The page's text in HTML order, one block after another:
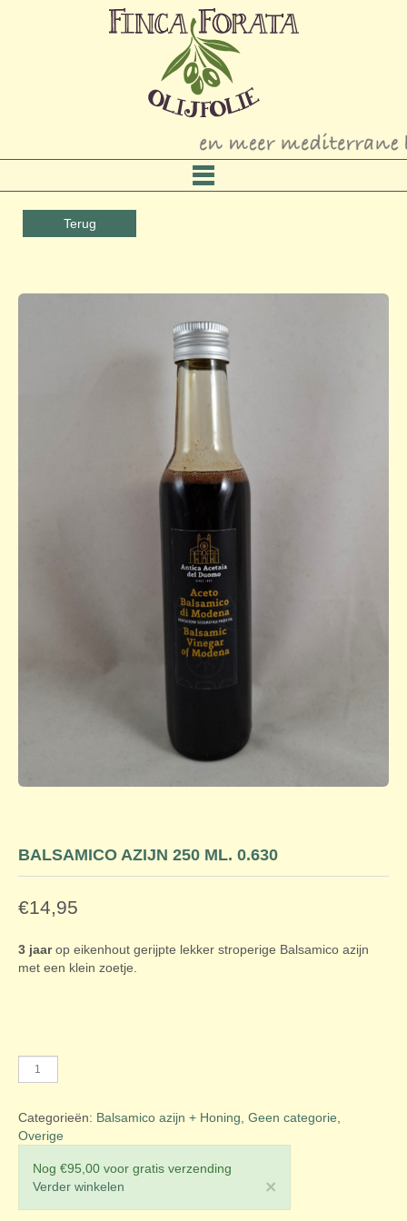
Terug
BALSAMICO AZIJN 250 ML. 0.630
€14,95
3 jaarop eikenhout gerijpte lekker stroperige Balsamico azijn
met een klein zoetje.
Balsamico
azijn
ml.
0.630
Categorieën: Balsamico azijn + Honing Geen categorie
Overige
Nog €95,00 voor gratis verzending
Verder winkelen
×